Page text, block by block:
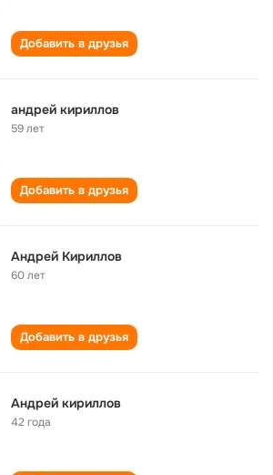
Добавить в друзья
андрей кириллов
59 лет
Добавить в друзья
Андрей Кириллов
60 лет
Добавить в друзья
Андрей кириллов
42 года